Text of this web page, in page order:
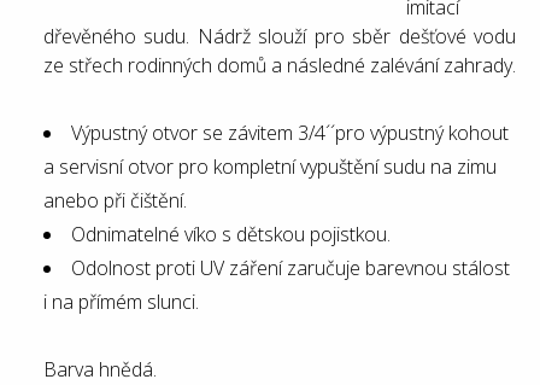
imitací
dřevěného sudu. Nádrž slouží pro sběr dešťové vodu
ze střech rodinných domů a následné zalévání zahrady.
Výpustný otvor se závitem 3/4´´pro výpustný kohout
a servisní otvor pro kompletní vypuštění sudu na zimu
anebo při čištění.
Odnimatelné víko s dětskou pojistkou.
Odolnost proti UV záření zaručuje barevnou stálost
i na přímém slunci.
Barva hnědá.